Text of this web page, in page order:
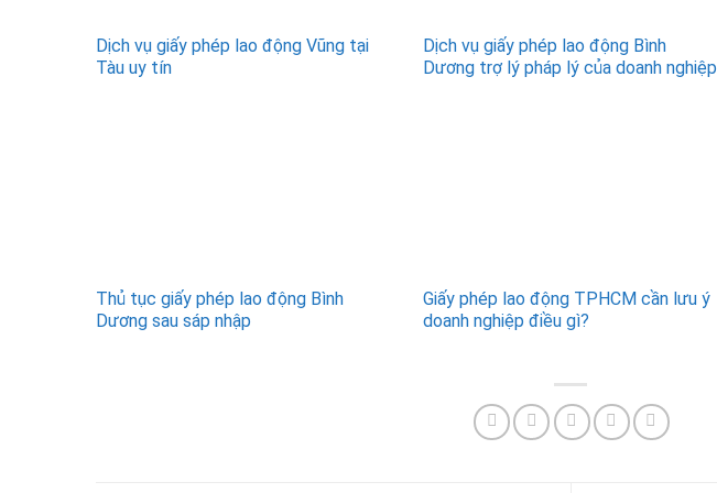
Dịch vụ giấy phép lao động Vũng tại
Tàu uy tín
Dịch vụ giấy phép lao động Bình
Dương trợ lý pháp lý của doanh nghiệp
Thủ tục giấy phép lao động Bình
Dương sau sáp nhập
Giấy phép lao động TPHCM cần lưu ý
doanh nghiệp điều gì?